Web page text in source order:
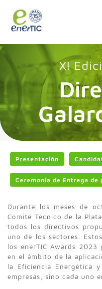
XI
Presentación
Ceremonia de Entrega de
Durante los meses de
Comité Técnico de la
todos los directivos
uno de los sectores.
los enerTIC Awards
en el ámbito de la
la Eficiencia Energética
empresas, sino cada uno